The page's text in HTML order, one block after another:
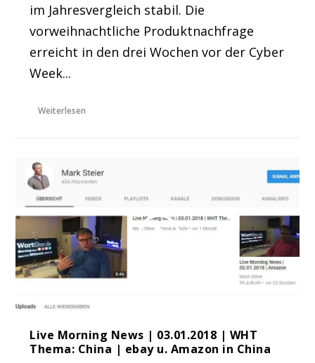
im Jahresvergleich stabil. Die
vorweihnachtliche Produktnachfrage
erreicht in den drei Wochen vor der Cyber
Week...
Weiterlesen
Live Morning News | 03.01.2018 | WHT
Thema: China | ebay u. Amazon in China